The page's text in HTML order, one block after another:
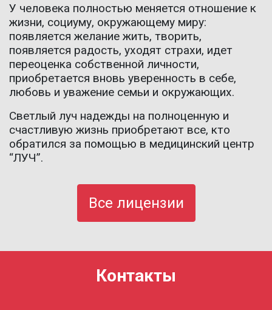
У человека полностью меняется отношение к
жизни, социуму, окружающему миру:
появляется желание жить, творить,
появляется радость, уходят страхи, идет
переоценка собственной личности,
приобретается вновь уверенность в себе,
любовь и уважение семьи и окружающих.
Светлый луч надежды на полноценную и
счастливую жизнь приобретают все, кто
обратился за помощью в медицинский центр
“ЛУЧ”.
Все лицензии
Контакты